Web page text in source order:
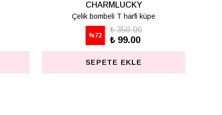
CHARMLUCKY
Çelik bombeli T harfi küpe
%72
₺ 350.00
₺ 99.00
SEPETE EKLE